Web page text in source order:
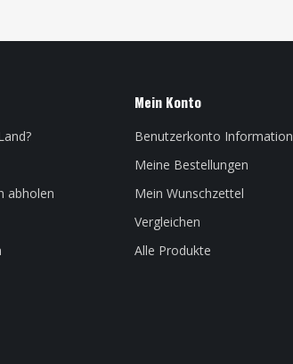
abholen
Mein Konto
Benutzerkonto Information
Meine Bestellungen
Mein Wunschzettel
Vergleichen
Alle Produkte